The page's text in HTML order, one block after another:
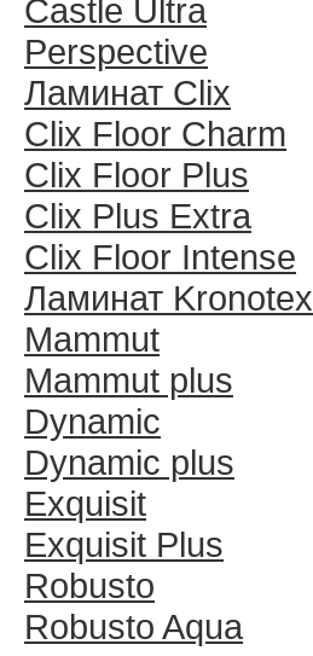
Castle Ultra
Perspective
Ламинат Clix
Clix Floor Charm
Clix Floor Plus
Clix Plus Extra
Clix Floor Intense
Ламинат Kronotex
Mammut
Mammut plus
Dynamic
Dynamic plus
Exquisit
Exquisit Plus
Robusto
Robusto Aqua